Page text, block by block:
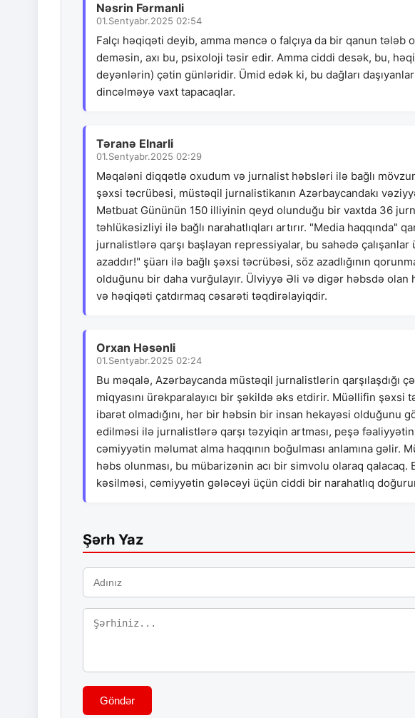
Nəsrin Fərmanli
01.Sentyabr.2025 02:54
Falçı həqiqəti deyib, amma məncə o falçıya da bir qanun tələb
deməsin, axı bu, psixoloji təsir edir. Amma ciddi desək, bu,
deyənlərin) çətin günləridir. Ümid edək ki, bu dağları
dincəlməyə vaxt tapacaqlar.
Təranə Elnarli
01.Sentyabr.2025 02:29
Məqaləni diqqətlə oxudum və jurnalist həbsləri ilə bağlı
şəxsi təcrübəsi, müstəqil jurnalistikanın Azərbaycandakı
Mətbuat Gününün 150 illiyinin qeyd olunduğu bir vaxtda 36
təhlükəsizliyi ilə bağlı narahatlıqları artırır. "Media haqqında"
jurnalistlərə qarşı başlayan repressiyalar, bu sahədə
azaddır!" şüarı ilə bağlı şəxsi təcrübəsi, söz azadlığının
olduğunu bir daha vurğulayır. Ülviyyə Əli və digər həbsdə olan
və həqiqəti çatdırmaq cəsarəti təqdirəlayiqdir.
Orxan Həsənli
01.Sentyabr.2025 02:24
Bu məqalə, Azərbaycanda müstəqil jurnalistlərin qarşılaşdığı
miqyasını ürəkparalayıcı bir şəkildə əks etdirir. Müəllifin
ibarət olmadığını, hər bir həbsin bir insan hekayəsi olduğunu
edilməsi ilə jurnalistlərə qarşı təzyiqin artması, peşə
cəmiyyətin məlumat alma haqqının boğulması anlamına gəlir.
həbs olunması, bu mübarizənin acı bir simvolu olaraq qalacaq.
kəsilməsi, cəmiyyətin gələcəyi üçün ciddi bir narahatlıq
Şərh Yaz
Göndər